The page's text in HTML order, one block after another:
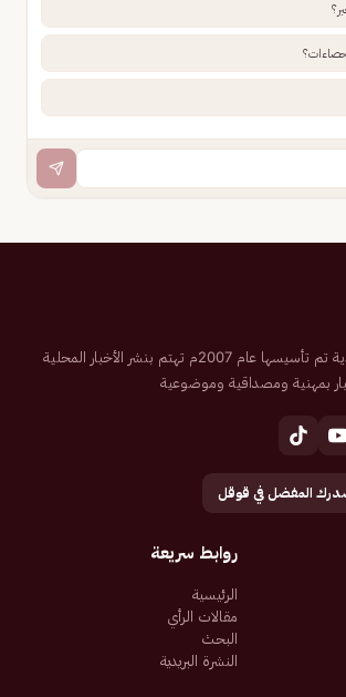
صحيفة إلكترونية سعودية تم تأسيسها عام 2007م تهتم بنشر الأخبار المحلية
بمهنية ومصداقية وموضوعية
المفضل في قوقل
روابط سريعة
الرئيسية
مقالات الرأي
البحث
النشرة البريدية